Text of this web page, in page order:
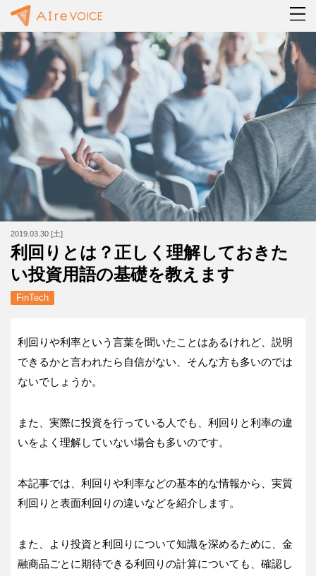
2019.03.30 [土]
利回りとは？正しく理解しておきた
い投資用語の基礎を教えます
FinTech
利回りや利率という言葉を聞いたことはあるけれど、説明
できるかと言われたら自信がない、そんな方も多いのでは
ないでしょうか。
また、実際に投資を行っている人でも、利回りと利率の違
いをよく理解していない場合も多いのです。
本記事では、利回りや利率などの基本的な情報から、実質
利回りと表面利回りの違いなどを紹介します。
また、より投資と利回りについて知識を深めるために、金
融商品ごとに期待できる利回りの計算についても、確認し